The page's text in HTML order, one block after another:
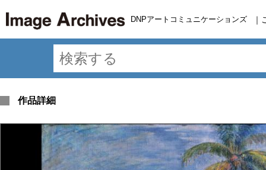
DNPアートコミュニケーションズ ｜
作品詳細